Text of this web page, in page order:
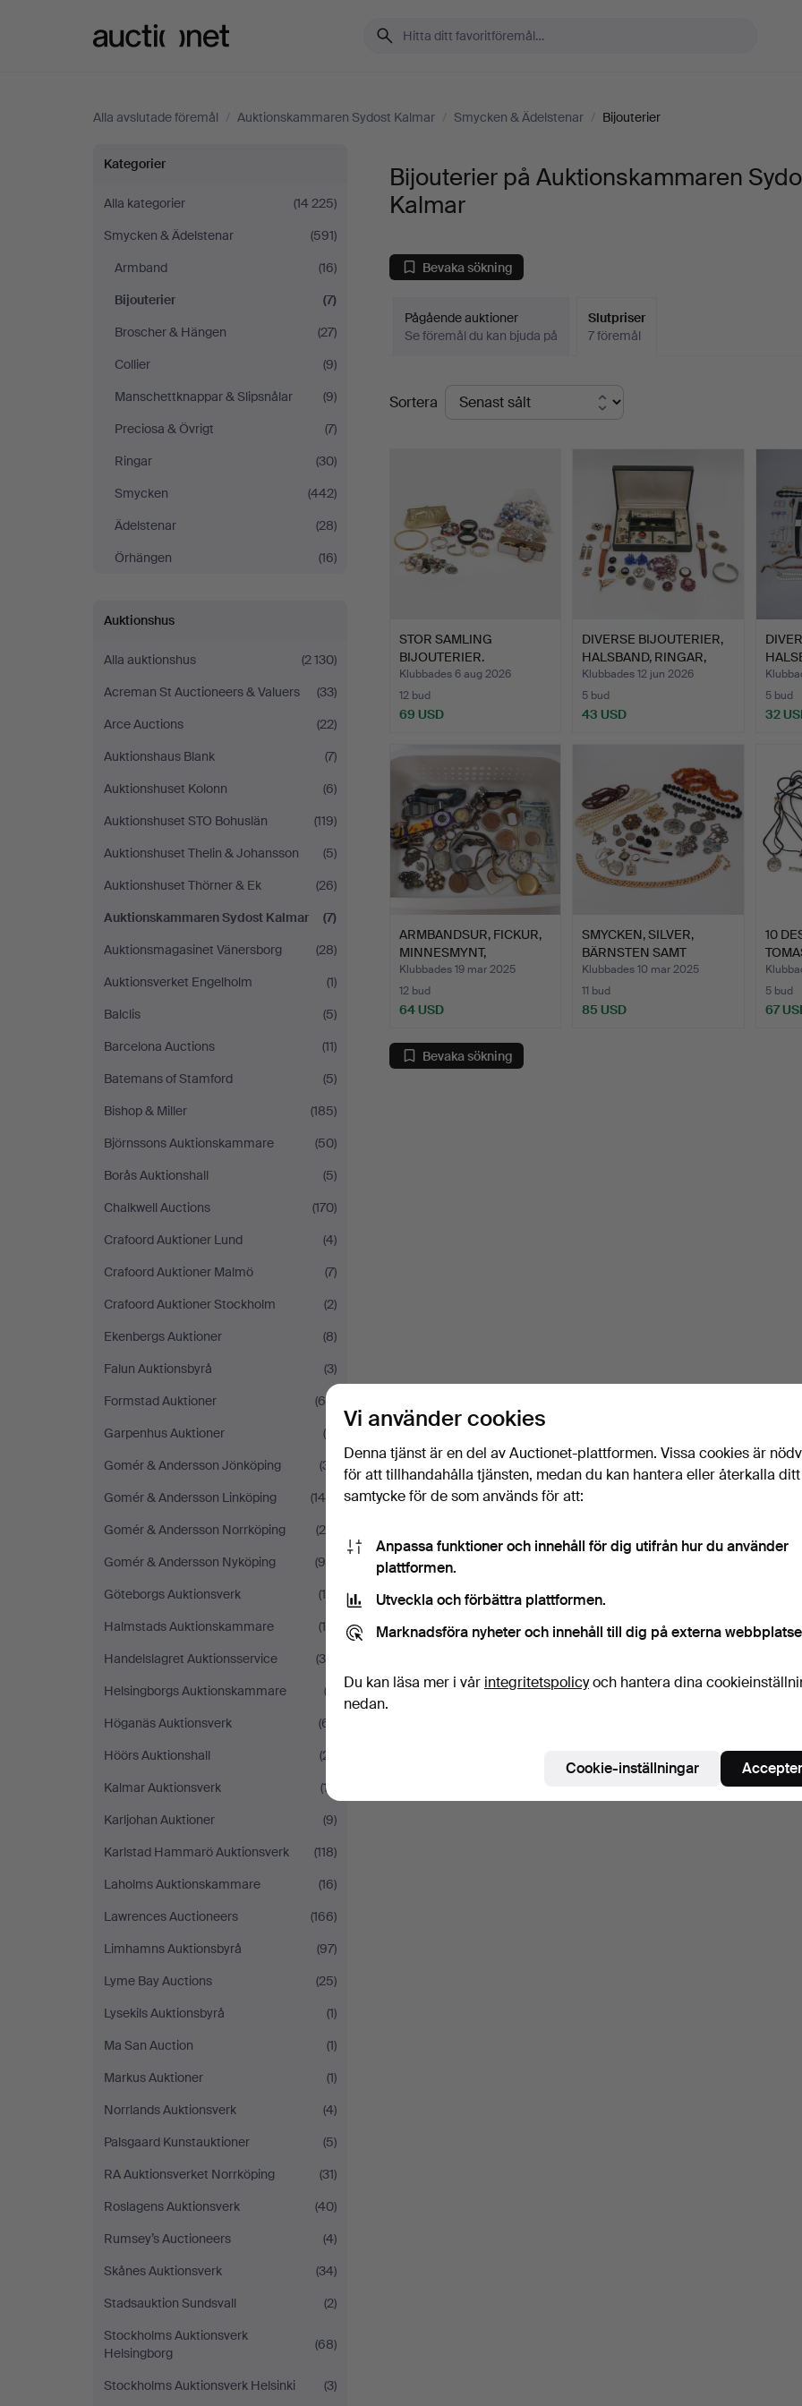
Alla avslutade föremål / Auktionskammaren Sydost Kalmar / Smycken & Ädelstenar / Bijouterier
Bijouterier
på
Auktionskammaren
Sydost
Kalmar
Kategorier
Alla kategorier
(14 225)
Smycken & Ädelstenar
(591)
Armband
(16)
Bijouterier
(7)
Broscher & Hängen
(27)
Collier
(9)
Manschettknappar & Slipsnålar
(9)
Preciosa & Övrigt
(7)
Ringar
(30)
Smycken
(442)
Ädelstenar
(28)
Örhängen
(16)
Auktionshus
Alla auktionshus
(2 130)
Acreman St Auctioneers & Valuers
(33)
Arce Auctions
(22)
Auktionshaus Blank
(7)
Auktionshuset Kolonn
(6)
Auktionshuset STO Bohuslän
(119)
Auktionshuset Thelin & Johansson
(5)
Auktionshuset Thörner & Ek
(26)
Auktionskammaren Sydost Kalmar
(7)
Auktionsmagasinet Vänersborg
(28)
Auktionsverket Engelholm
(1)
Balclis
(5)
Barcelona Auctions
(11)
Batemans of Stamford
(5)
Bishop & Miller
(185)
Björnssons Auktionskammare
(50)
Borås Auktionshall
(5)
Chalkwell Auctions
(170)
Crafoord Auktioner Lund
(4)
Crafoord Auktioner Malmö
(7)
Crafoord Auktioner Stockholm
(2)
Ekenbergs Auktioner
(8)
Falun Auktionsbyrå
(3)
Formstad Auktioner
(69)
Garpenhus Auktioner
(9)
Gomér & Andersson Jönköping
(31)
Gomér & Andersson Linköping
(146)
Gomér & Andersson Norrköping
(20)
Gomér & Andersson Nyköping
(96)
Göteborgs Auktionsverk
(15)
Halmstads Auktionskammare
(19)
Handelslagret Auktionsservice
(39)
Helsingborgs Auktionskammare
(2)
Höganäs Auktionsverk
(61)
Höörs Auktionshall
(21)
Kalmar Auktionsverk
(17)
Karljohan Auktioner
(9)
Karlstad Hammarö Auktionsverk
(118)
Laholms Auktionskammare
(16)
Lawrences Auctioneers
(166)
Limhamns Auktionsbyrå
(97)
Lyme Bay Auctions
(25)
Lysekils Auktionsbyrå
(1)
Ma San Auction
(1)
Markus Auktioner
(1)
Norrlands Auktionsverk
(4)
Palsgaard Kunstauktioner
(5)
RA Auktionsverket Norrköping
(31)
Roslagens Auktionsverk
(40)
Rumsey’s Auctioneers
(4)
Skånes Auktionsverk
(34)
Stadsauktion Sundsvall
(2)
Stockholms Auktionsverk
Helsingborg
(68)
Stockholms Auktionsverk Helsinki (3)
Bijouterier på Auktionskammaren
Kalmar
Bevaka sökning
Pågående auktioner
Se föremål du kan bjuda på
Slutpriser
7 föremål
Slutpriser
Sortera
STOR SAMLING
BIJOUTERIER.
Klubbades 6 aug 2026
12 bud
69 USD
DIVERSE BIJOUTERIER,
HALSBAND, RINGAR,
ÖRH…
Klubbades 12 jun 2026
5 bud
43 USD
5 bud
32
ARMBANDSUR, FICKUR,
MINNESMYNT,
SMYCKEN, B…
Klubbades 19 mar 2025
12 bud
64 USD
SMYCKEN, SILVER,
BÄRNSTEN SAMT
BIJOUTERIER.
Klubbades 10 mar 2025
11 bud
85 USD
10
INO…
5 bud
67
Bevaka sökning
Vi använder cookies
Denna tjänst är en del av Auctionet-plattformen. Vissa cookies är
för att tillhandahålla tjänsten, medan du kan hantera eller återkalla ditt
samtycke för de som används för att:
Anpassa funktioner och innehåll för dig utifrån hur du använder
plattformen.
Utveckla och förbättra plattformen.
Marknadsföra nyheter och innehåll till dig på externa
Du kan läsa mer i vår integritetspolicyoch hantera dina
nedan.
Cookie-inställningar